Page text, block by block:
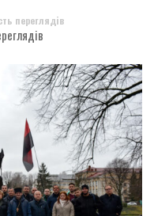
переглядів